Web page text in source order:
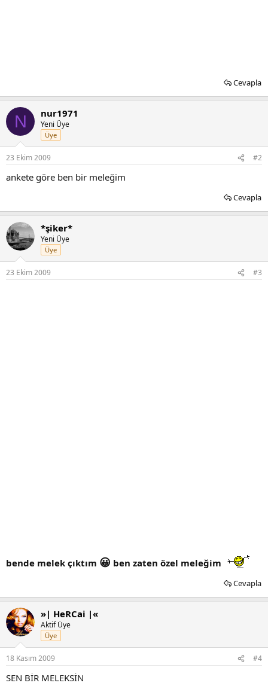
Cevapla
N nur1971
Yeni Üye
Üye
23 Ekim 2009 #2
ankete göre ben bir meleğim
Cevapla
*şiker*
Yeni Üye
Üye
23 Ekim 2009 #3
bende melek çıktım 😀 ben zaten özel meleğim
Cevapla
»| HeRCai |«
Aktif Üye
Üye
18 Kasım 2009 #4
SEN BİR MELEKSİN